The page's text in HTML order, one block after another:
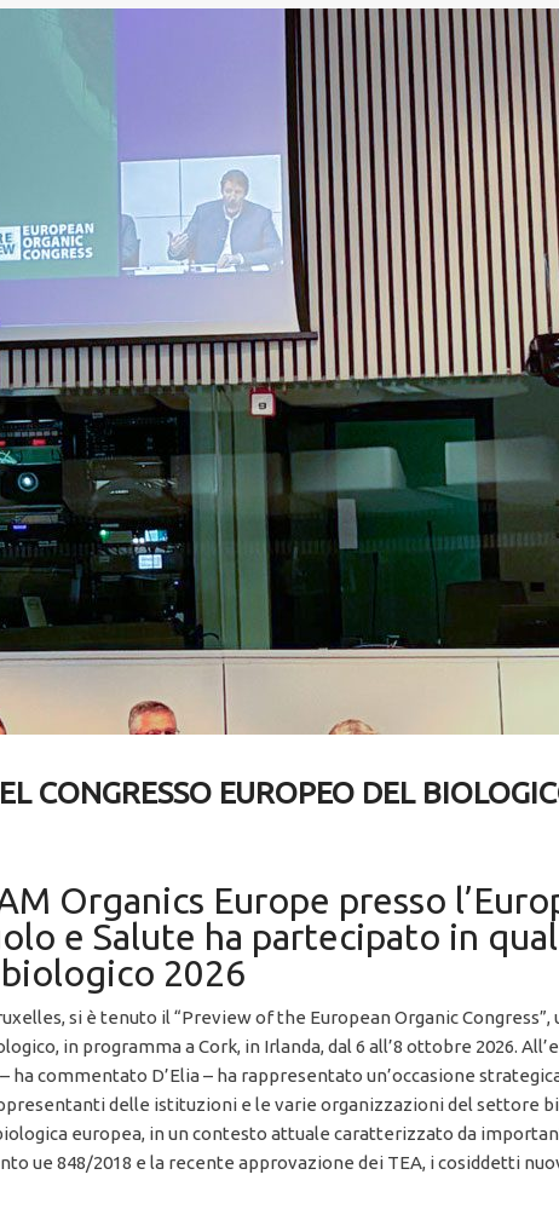
CONGRESSO EUROPEO DEL
Organics Europe presso
e Salute ha partecipato in
2026
si è tenuto il “Preview of the European Organic
in programma a Cork, in Irlanda, dal 6 all’8 ottobre 2026.
ha commentato D’Elia – ha rappresentato un’occasione
delle istituzioni e le varie organizzazioni del settore
europea, in un contesto attuale caratterizzato da
ue 848/2018 e la recente approvazione dei TEA, i cosiddetti